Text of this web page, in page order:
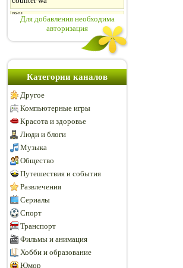
Для добавления необходима
авторизация
Категории каналов
Другое
Компьютерные игры
Красота и здоровье
Люди и блоги
Музыка
Общество
Путешествия и события
Развлечения
Сериалы
Спорт
Транспорт
Фильмы и анимация
Хобби и образование
Юмор